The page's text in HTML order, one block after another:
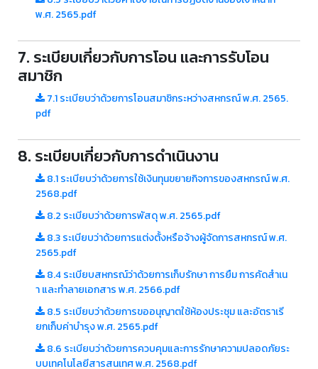
พ.ศ. 2565.pdf
7. ระเบียบเกี่ยวกับการโอน และการรับโอน
สมาชิก
7.1 ระเบียบว่าด้วยการโอนสมาชิกระหว่างสหกรณ์ พ.ศ. 2565.
pdf
8. ระเบียบเกี่ยวกับการดำเนินงาน
8.1 ระเบียบว่าด้วยการใช้เงินทุนขยายกิจการของสหกรณ์ พ.ศ.
2568.pdf
8.2 ระเบียบว่าด้วยการพัสดุ พ.ศ. 2565.pdf
8.3 ระเบียบว่าด้วยการแต่งตั้งหรือจ้างผู้จัดการสหกรณ์ พ.ศ.
2565.pdf
8.4 ระเบียบสหกรณ์ว่าด้วยการเก็บรักษา การยืม การคัดสำเน
า และทำลายเอกสาร พ.ศ. 2566.pdf
8.5 ระเบียบว่าด้วยการขออนุญาตใช้ห้องประชุม และอัตราเรี
ยกเก็บค่าบำรุง พ.ศ. 2565.pdf
8.6 ระเบียบว่าด้วยการควบคุมและการรักษาความปลอดภัยระ
บบเทคโนโลยีสารสนเทศ พ.ศ. 2568.pdf